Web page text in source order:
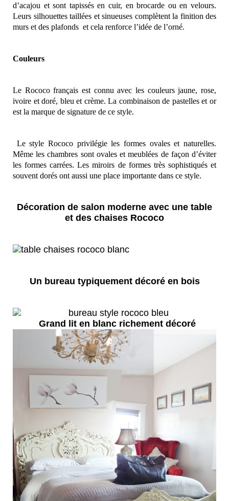
d’acajou et sont tapissés en cuir, en brocarde ou en velours.
Leurs silhouettes taillées et sinueuses complètent la finition des
murs et des plafonds et cela renforce l’idée de l’orné.
Couleurs
Le Rococo français est connu avec les couleurs jaune, rose,
ivoire et doré, bleu et crème. La combinaison de pastelles et or
est la marque de signature de ce style.
Le style Rococo privilégie les formes ovales et naturelles.
Même les chambres sont ovales et meublées de façon d’éviter
les formes carrées. Les miroirs de formes très sophistiqués et
souvent dorés ont aussi une place importante dans ce style.
Décoration de salon moderne avec une table
et des chaises Rococo
Un bureau typiquement décoré en bois
Grand lit en blanc richement décoré